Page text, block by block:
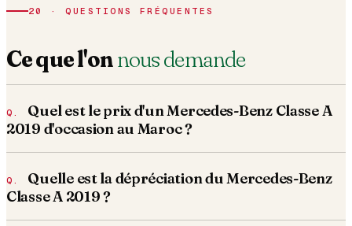
20 · QUESTIONS FRÉQUENTES
Ce que l'onnous demande
Quel est le prix d'un Mercedes-Benz Classe A
2019 d'occasion au Maroc ?
Quelle est la dépréciation du Mercedes-Benz
Classe A 2019 ?